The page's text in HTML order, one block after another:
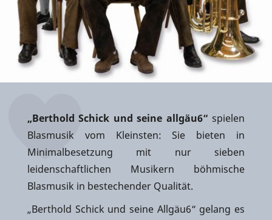
„Berthold Schick und seine allgäu6“spielen
Blasmusik vom Kleinsten: Sie bieten in
Minimalbesetzung mit nur sieben
leidenschaftlichen Musikern böhmische
Blasmusik in bestechender Qualität.
„Berthold Schick und seine Allgäu6“ gelang es